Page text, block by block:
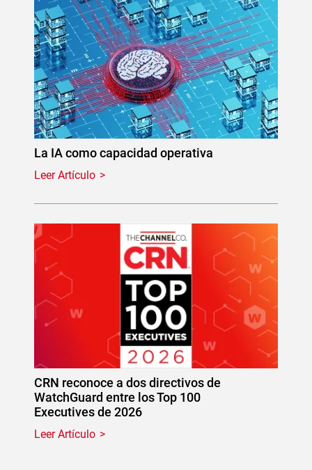
La IA como capacidad operativa
Leer Artículo
CRN reconoce a dos directivos de
WatchGuard entre los Top 100
Executives de 2026
Leer Artículo